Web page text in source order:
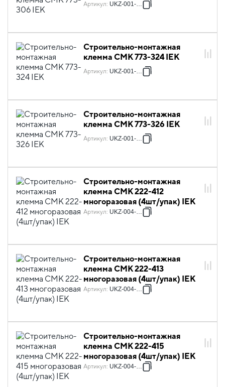
Артикул: UKZ-001-306
Строительно-монтажная
клемма СМК 773-324 IEK
Артикул: UKZ-001-324
Строительно-монтажная
клемма СМК 773-326 IEK
Артикул: UKZ-001-326
Строительно-монтажная
клемма СМК 222-412
многоразовая (4шт/упак) IEK
Артикул: UKZ-004-412
Строительно-монтажная
клемма СМК 222-413
многоразовая (4шт/упак) IEK
Артикул: UKZ-004-413
Строительно-монтажная
клемма СМК 222-415
многоразовая (4шт/упак) IEK
Артикул: UKZ-004-415